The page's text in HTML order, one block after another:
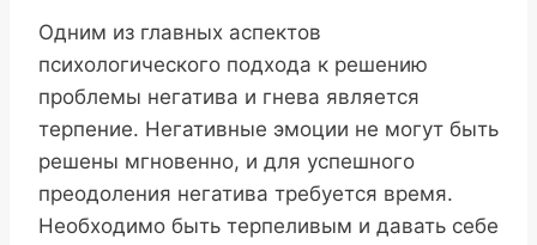
Одним из главных аспектов
психологического подхода к решению
проблемы негатива и гнева является
терпение. Негативные эмоции не могут быть
решены мгновенно, и для успешного
преодоления негатива требуется время.
Необходимо быть терпеливым и давать себе